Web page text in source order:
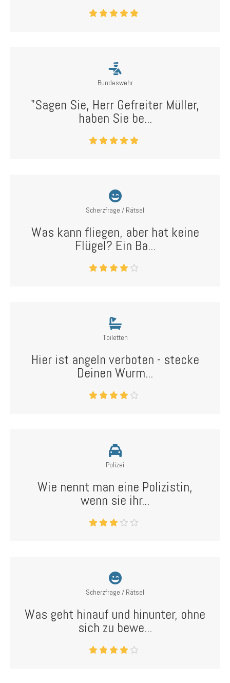
Bundeswehr
"Sagen Sie, Herr Gefreiter Müller,
haben Sie be...
Scherzfrage / Rätsel
Was kann fliegen, aber hat keine
Flügel? Ein Ba...
Toiletten
Hier ist angeln verboten - stecke
Deinen Wurm...
Polizei
Wie nennt man eine Polizistin,
wenn sie ihr...
Scherzfrage / Rätsel
Was geht hinauf und hinunter, ohne
sich zu bewe...